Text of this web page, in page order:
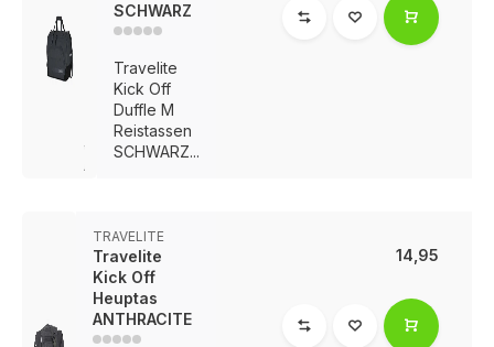
SCHWARZ
Travelite
Kick Off
Duffle M
Reistassen
SCHWARZ...
TRAVELITE
Travelite
Kick Off
Heuptas
ANTHRACITE
14,95